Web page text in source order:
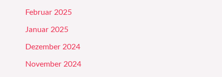
Februar 2025
Januar 2025
Dezember 2024
November 2024